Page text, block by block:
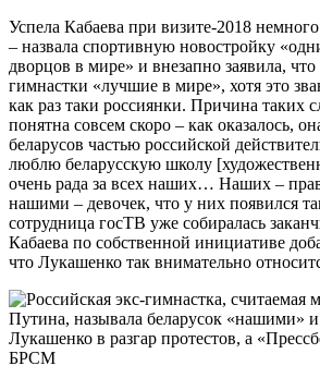
Успела Кабаева при визите-2018
– назвала спортивную новостройку
дворцов в мире» и внезапно заявила, что
гимнастки «лучшие в мире», хотя это
как раз таки россиянки. Причина таких
понятна совсем скоро – как оказалось,
беларусов частью российской
люблю беларусскую школу
очень рада за всех наших… Наших –
нашими – девочек, что у них появился
сотрудница госТВ уже собиралась
Кабаева по собственной инициативе
что Лукашенко так внимательно